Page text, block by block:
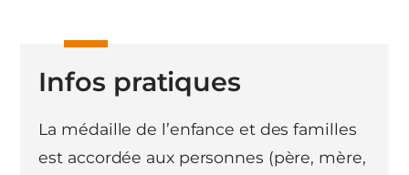
Infos pratiques
La médaille de l’enfance et des familles
est accordée aux personnes (père, mère,